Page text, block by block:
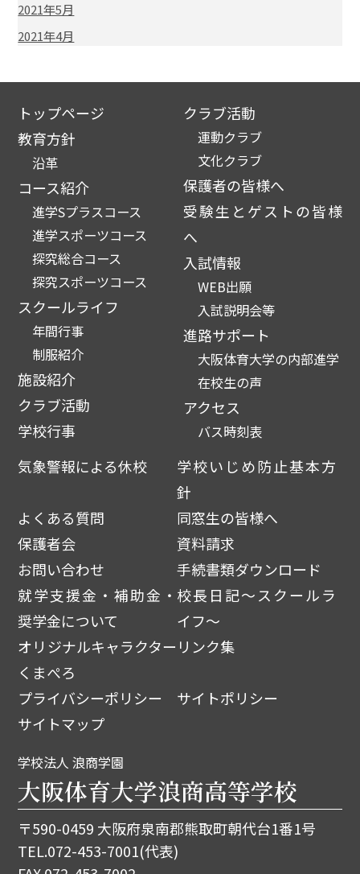
2021年5月
2021年4月
トップページ
教育方針
沿革
コース紹介
進学Sプラスコース
進学スポーツコース
探究総合コース
探究スポーツコース
スクールライフ
年間行事
制服紹介
施設紹介
クラブ活動
学校行事
クラブ活動
運動クラブ
文化クラブ
保護者の皆様へ
受験生とゲストの皆様
へ
入試情報
WEB出願
入試説明会等
進路サポート
大阪体育大学の内部進学
在校生の声
アクセス
バス時刻表
気象警報による休校
学校いじめ防止基本方
針
よくある質問
同窓生の皆様へ
保護者会
資料請求
お問い合わせ
手続書類ダウンロード
就学支援金・補助金・
奨学金について
校長日記～スクールラ
イフ～
オリジナルキャラクター
くまぺろ
リンク集
プライバシーポリシー
サイトポリシー
サイトマップ
学校法人 浪商学園
大阪体育大学浪商高等学校
〒590-0459 大阪府泉南郡熊取町朝代台1番1号
TEL.072-453-7001(代表)